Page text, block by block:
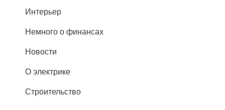
Интерьер
Немного о финансах
Новости
О электрике
Строительство